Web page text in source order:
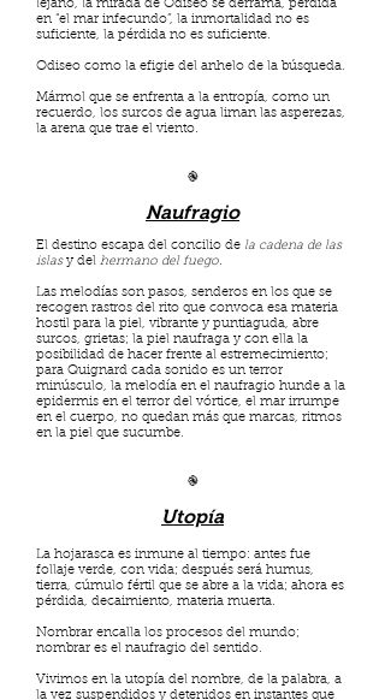
lejano, la mirada de Odiseo se derrama, perdida
en “el mar infecundo”, la inmortalidad no es
suficiente, la pérdida no es suficiente.
Odiseo como la efigie del anhelo de la búsqueda.
Mármol que se enfrenta a la entropía, como un
recuerdo, los surcos de agua liman las asperezas,
la arena que trae el viento.
֎
Naufragio
El destino escapa del concilio de la cadena de las
islasy del hermano del fuego.
Las melodías son pasos, senderos en los que se
recogen rastros del rito que convoca esa materia
hostil para la piel, vibrante y puntiaguda, abre
surcos, grietas; la piel naufraga y con ella la
posibilidad de hacer frente al estremecimiento;
para Quignard cada sonido es un terror
minúsculo, la melodía en el naufragio hunde a la
epidermis en el terror del vórtice, el mar irrumpe
en el cuerpo, no quedan más que marcas, ritmos
en la piel que sucumbe.
֎
Utopía
La hojarasca es inmune al tiempo: antes fue
follaje verde, con vida; después será humus,
tierra, cúmulo fértil que se abre a la vida; ahora es
pérdida, decaimiento, materia muerta.
Nombrar encalla los procesos del mundo;
nombrar es el naufragio del sentido.
Vivimos en la utopía del nombre, de la palabra, a
la vez suspendidos y detenidos en instantes que